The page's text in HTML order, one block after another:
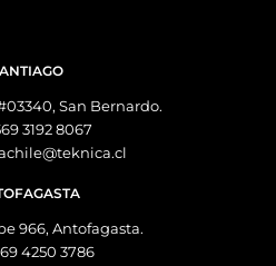
San Bernardo.
3192 8067
966, Antofagasta.
4250 3786